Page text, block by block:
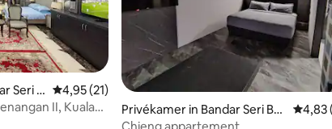
Seri B Gemiddelde beoordeling van 4,95 op 5, 21
4,95 (21)
II, Kuala
Privékamer in Bandar Seri Be
gawan
4,83